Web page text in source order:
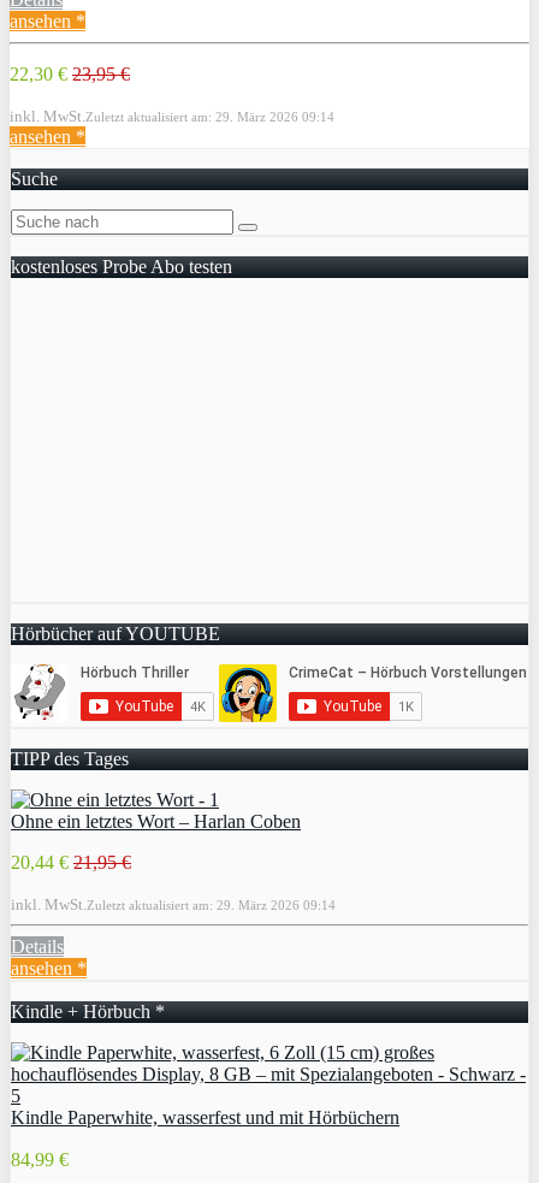
ansehen *
22,30 € 23,95 €
inkl. MwSt. Zuletzt aktualisiert am: 29. März 2026 09:14
ansehen *
Suche
kostenloses Probe Abo testen
Hörbücher auf YOUTUBE
TIPP des Tages
Ohne ein letztes Wort – Harlan Coben
20,44 € 21,95 €
inkl. MwSt. Zuletzt aktualisiert am: 29. März 2026 09:14
Details
ansehen *
Kindle + Hörbuch *
Kindle Paperwhite, wasserfest und mit Hörbüchern
84,99 €